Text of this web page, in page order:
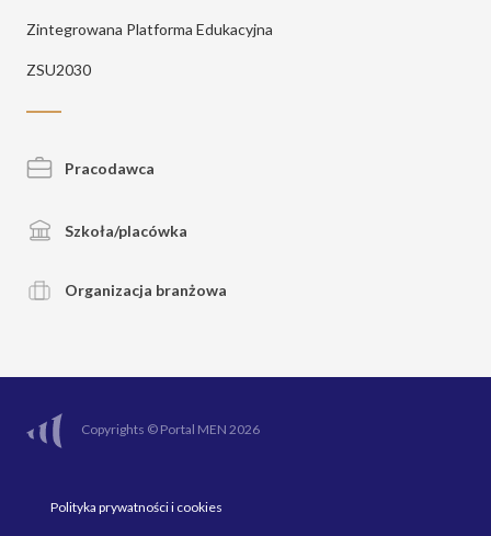
Zintegrowana Platforma Edukacyjna
ZSU2030
Pracodawca
Szkoła/placówka
Organizacja branżowa
Copyrights © Portal MEN 2026
Polityka prywatności i cookies